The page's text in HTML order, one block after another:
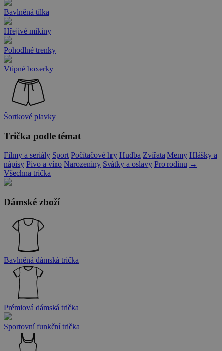
Bavlněná tílka
Hřejivé mikiny
Pohodlné trenky
Vtipné boxerky
Šortkové plavky
Trička podle témat
Filmy a seriály Sport Počítačové hry Hudba Zvířata Memy Hlášky a
nápisy Pivo a víno Narozeniny Svátky a oslavy Pro rodinu →
Všechna trička
Dámské zboží
Bavlněná dámská trička
Prémiová dámská trička
Sportovní funkční trička